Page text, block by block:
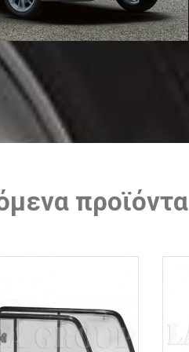
προϊόντα